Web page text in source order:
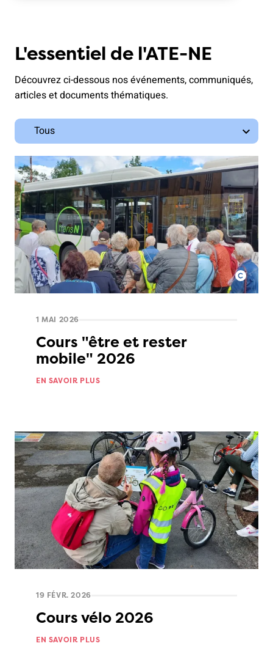
L'essentiel de l'ATE-NE
Découvrez ci-dessous nos événements, communiqués,
articles et documents thématiques.
1 MAI 2026
Cours "être et rester
mobile" 2026
EN SAVOIR PLUS
19 FÉVR. 2026
Cours vélo 2026
EN SAVOIR PLUS